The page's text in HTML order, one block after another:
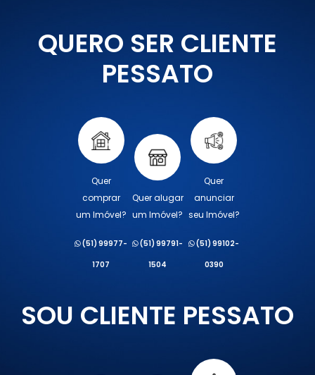
QUERO SER CLIENTE
PESSATO
Quer
comprar
um Imóvel?
(51) 99977-
1707
Quer alugar
um Imóvel?
(51) 99791-
1504
Quer
anunciar
seu Imóvel?
(51) 99102-
0390
SOU CLIENTE PESSATO